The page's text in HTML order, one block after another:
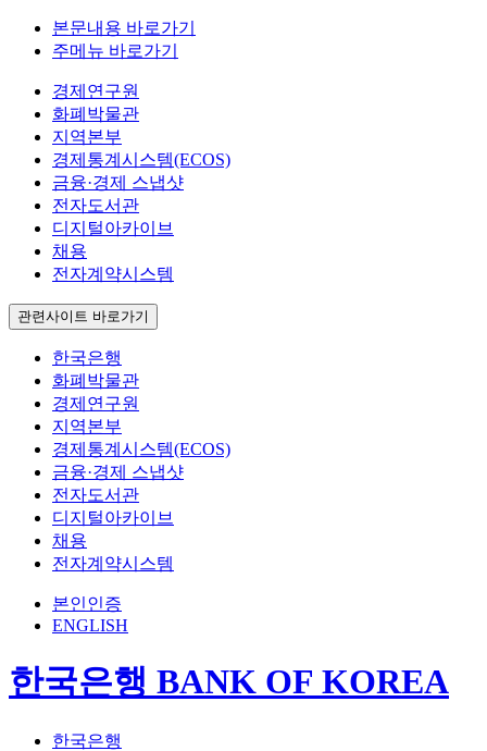
본문내용 바로가기
주메뉴 바로가기
경제연구원
화폐박물관
지역본부
경제통계시스템(ECOS)
금융·경제 스냅샷
전자도서관
디지털아카이브
채용
전자계약시스템
관련사이트 바로가기
한국은행
화폐박물관
경제연구원
지역본부
경제통계시스템(ECOS)
금융·경제 스냅샷
전자도서관
디지털아카이브
채용
전자계약시스템
본인인증
ENGLISH
한국은행 BANK OF KOREA
한국은행